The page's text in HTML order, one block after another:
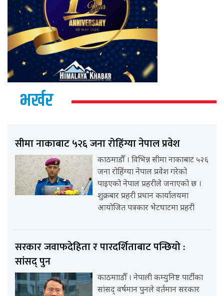
भर्खर
सीमा नाकाबाट ५२६ जना रोहिंग्या नेपाल प्रवेश
काठमाडौँ । विभिन्न सीमा नाकाबाट ५२६
जना रोहिंग्या नेपाल प्रवेश गरेको
पाइएको नेपाल प्रहरीले जनाएको छ ।
शुक्रबार प्रहरी प्रधान कार्यालयमा
आयोजित पत्रकार भेटघाटमा प्रहरी
सरकार जवाफदेहिता र पारदर्शिताबाट पन्छियो :
सांसद् पुन
काठमााडौँ । नेपाली कम्युनिष्ट पार्टीका
सांसद् वर्षमान पुनले वर्तमान सरकार